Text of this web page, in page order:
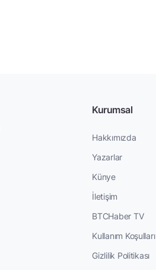
Kurumsal
Hakkımızda
Yazarlar
Künye
İletişim
BTCHaber TV
Kullanım Koşulları
Gizlilik Politikası